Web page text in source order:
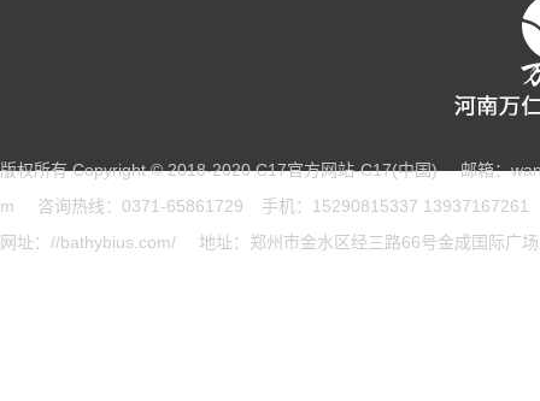
版权所有 Copyright © 2018-2020 C17官方网站-C17(中国)
邮箱：
m
咨询热线：0371-65861729
手机：15290815337 13937167261
网址：//bathybius.com/
地址：郑州市金水区经三路66号金成国际广